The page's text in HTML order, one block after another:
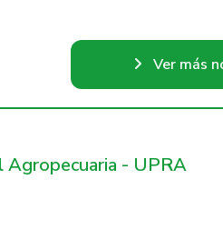
Ver más
Agropecuaria - UPRA